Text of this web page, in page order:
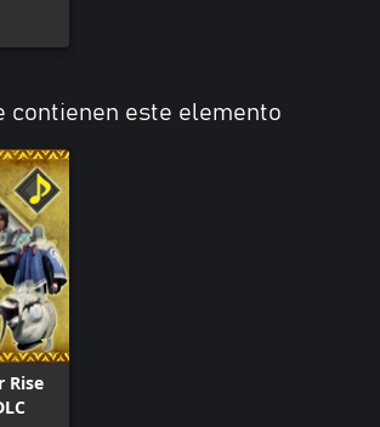
contienen este elemento
Rise